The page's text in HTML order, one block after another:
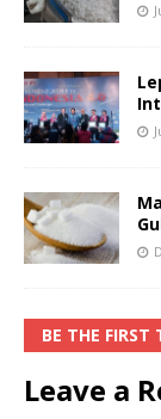
BE THE
Leave a